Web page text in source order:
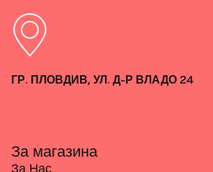
ГР. ПЛОВДИВ, УЛ. Д-Р ВЛАДО 24
За магазина
За Нас